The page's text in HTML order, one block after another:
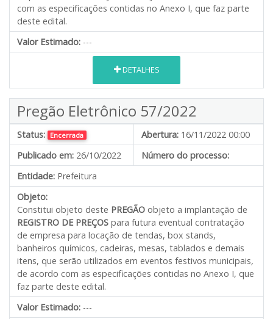
com as especificações contidas no Anexo I, que faz parte
deste edital.
Valor Estimado: ---
DETALHES
Pregão Eletrônico 57/2022
Status: Encerrada Abertura: 16/11/2022 00:00
Publicado em: 26/10/2022
Número do processo:
Entidade: Prefeitura
Objeto:
Constitui objeto deste PREGÃO objeto a implantação de
REGISTRO DE PREÇOS para futura eventual contratação
de empresa para locação de tendas, box stands,
banheiros químicos, cadeiras, mesas, tablados e demais
itens, que serão utilizados em eventos festivos municipais,
de acordo com as especificações contidas no Anexo I, que
faz parte deste edital.
Valor Estimado: ---